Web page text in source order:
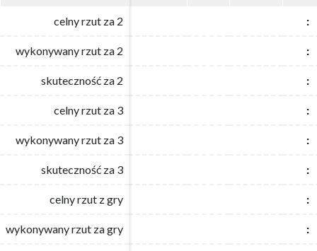
celny rzut za 2 :
wykonywany rzut za 2 :
skuteczność za 2 :
celny rzut za 3 :
wykonywany rzut za 3 :
skuteczność za 3 :
celny rzut z gry :
wykonywany rzut za gry :
celny rzut za 2 :
wykonywany rzut za 2 :
skuteczność za 2 :
celny rzut za 3 :
wykonywany rzut za 3 :
skuteczność za 3 :
celny rzut z gry :
wykonywany rzut za gry :